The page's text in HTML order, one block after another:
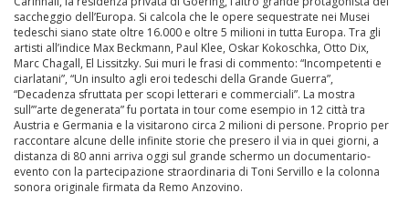
saccheggio dell’Europa. Si calcola che le opere sequestrate nei Musei
tedeschi siano state oltre 16.000 e oltre 5 milioni in tutta Europa. Tra gli
artisti all’indice Max Beckmann, Paul Klee, Oskar Kokoschka, Otto Dix,
Marc Chagall, El Lissitzky. Sui muri le frasi di commento: “Incompetenti e
ciarlatani”, “Un insulto agli eroi tedeschi della Grande Guerra”,
“Decadenza sfruttata per scopi letterari e commerciali”. La mostra
sull’”arte degenerata” fu portata in tour come esempio in 12 città tra
Austria e Germania e la visitarono circa 2 milioni di persone. Proprio per
raccontare alcune delle infinite storie che presero il via in quei giorni, a
distanza di 80 anni arriva oggi sul grande schermo un documentario-
evento con la partecipazione straordinaria di Toni Servillo e la colonna
sonora originale firmata da Remo Anzovino.